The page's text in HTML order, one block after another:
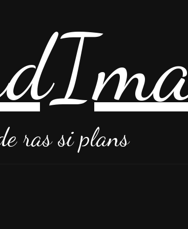
ras si plans